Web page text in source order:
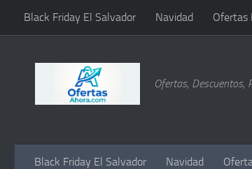
Saltar al contenido
Black Friday El Salvador Navidad Ofertas
Ofertas, Descuentos,
Black Friday El Salvador Navidad